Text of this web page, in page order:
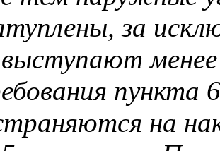
за
пункта
на